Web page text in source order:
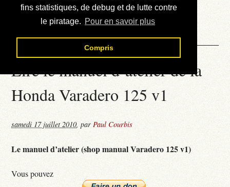
fins statistiques, de debug et de lutte contre
le piratage. Pour en savoir plus
Compris
Téléchargement
Contact
Lire le manuel d’atelier de la
Honda Varadero 125 v1
samedi 17 juillet 2010,parPaul Courbis
Le manuel d’atelier (shop manual Varadero 125 v1)
Vous pouvez